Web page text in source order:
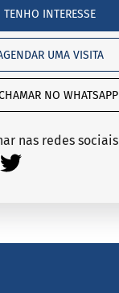
TENHO INTERESSE
AGENDAR UMA VISITA
NO WHATSAPP
nas redes sociais